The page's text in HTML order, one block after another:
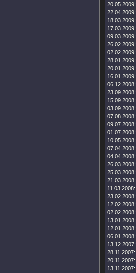
20.05.2009:
22.04.2009:
18.03.2009:
17.03.2009:
09.03.2009:
26.02.2009:
02.02.2009:
28.01.2009:
20.01.2009:
16.01.2009:
06.12.2008:
23.09.2008:
15.09.2008:
03.09.2008:
07.08.2008:
09.07.2008:
01.07.2008:
10.05.2008:
07.04.2008:
04.04.2008:
26.03.2008:
25.03.2008:
21.03.2008:
11.03.2008:
23.02.2008:
12.02.2008:
02.02.2008:
13.01.2008:
12.01.2008:
06.01.2008:
13.12.2007:
28.11.2007:
20.11.2007:
13.11.2007: